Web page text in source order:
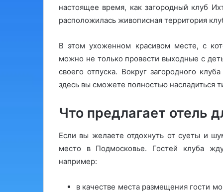
настоящее время, как загородный клуб
расположилась живописная территория
В этом ухоженном красивом месте, с
можно не только провести выходные с
своего отпуска. Вокруг загородного
здесь вы сможете полностью насладиться
Что предлагает отель
Если вы желаете отдохнуть от суеты и
место в Подмосковье. Гостей клуба
например:
в качестве места размещения гости